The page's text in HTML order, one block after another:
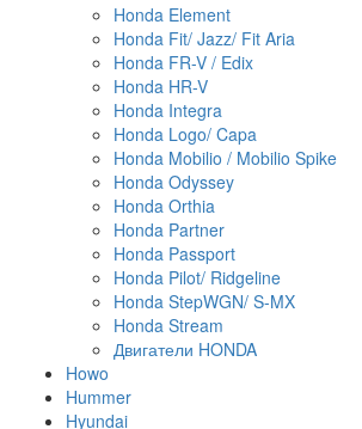
Honda Element
Honda Fit/ Jazz/ Fit Aria
Honda FR-V / Edix
Honda HR-V
Honda Integra
Honda Logo/ Capa
Honda Mobilio / Mobilio Spike
Honda Odyssey
Honda Orthia
Honda Partner
Honda Passport
Honda Pilot/ Ridgeline
Honda StepWGN/ S-MX
Honda Stream
Двигатели HONDA
Howo
Hummer
Hyundai